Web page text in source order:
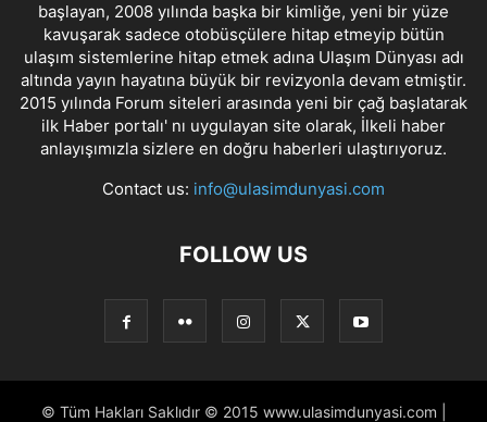
başlayan, 2008 yılında başka bir kimliğe, yeni bir yüze
kavuşarak sadece otobüsçülere hitap etmeyip bütün
ulaşım sistemlerine hitap etmek adına Ulaşım Dünyası adı
altında yayın hayatına büyük bir revizyonla devam etmiştir.
2015 yılında Forum siteleri arasında yeni bir çağ başlatarak
ilk Haber portalı' nı uygulayan site olarak, İlkeli haber
anlayışımızla sizlere en doğru haberleri ulaştırıyoruz.
Contact us: info@ulasimdunyasi.com
FOLLOW US
© Tüm Hakları Saklıdır © 2015 www.ulasimdunyasi.com |